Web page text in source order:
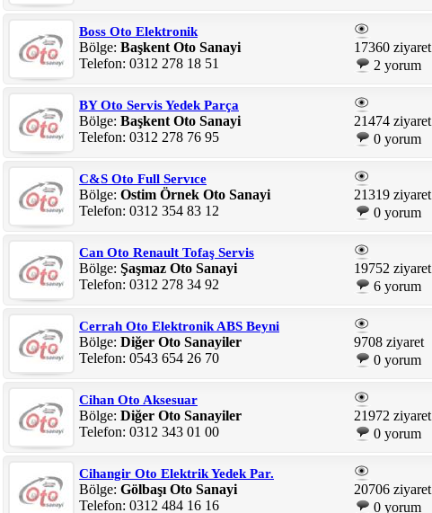
Boss Oto Elektronik
Bölge: Başkent Oto Sanayi
Telefon: 0312 278 18 51
17360 ziyaret
2 yorum
BY Oto Servis Yedek Parça
Bölge: Başkent Oto Sanayi
Telefon: 0312 278 76 95
21474 ziyaret
0 yorum
C&S Oto Full Servıce
Bölge: Ostim Örnek Oto Sanayi
Telefon: 0312 354 83 12
21319 ziyaret
0 yorum
Can Oto Renault Tofaş Servis
Bölge: Şaşmaz Oto Sanayi
Telefon: 0312 278 34 92
19752 ziyaret
6 yorum
Cerrah Oto Elektronik ABS Beyni
Bölge: Diğer Oto Sanayiler
Telefon: 0543 654 26 70
9708 ziyaret
0 yorum
Cihan Oto Aksesuar
Bölge: Diğer Oto Sanayiler
Telefon: 0312 343 01 00
21972 ziyaret
0 yorum
Cihangir Oto Elektrik Yedek Par.
Bölge: Gölbaşı Oto Sanayi
Telefon: 0312 484 16 16
20706 ziyaret
0 yorum